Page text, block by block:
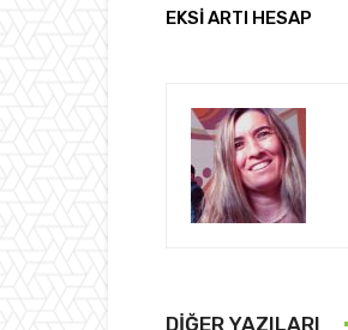
EKSİ ARTI HESAP
DIĞER YAZILARI